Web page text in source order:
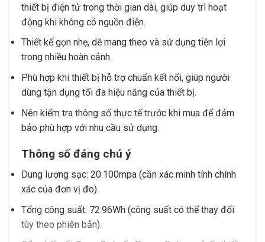
thiết bị điện tử trong thời gian dài, giúp duy trì hoạt
động khi không có nguồn điện.
Thiết kế gọn nhẹ, dễ mang theo và sử dụng tiện lợi
trong nhiều hoàn cảnh.
Phù hợp khi thiết bị hỗ trợ chuẩn kết nối, giúp người
dùng tận dụng tối đa hiệu năng của thiết bị.
Nên kiểm tra thông số thực tế trước khi mua để đảm
bảo phù hợp với nhu cầu sử dụng.
Thông số đáng chú ý
Dung lượng sạc: 20.100mpa (cần xác minh tính chính
xác của đơn vị đo).
Tổng công suất: 72.96Wh (công suất có thể thay đổi
tùy theo phiên bản).